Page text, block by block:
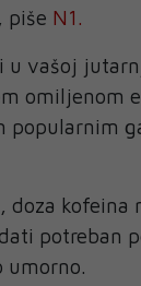
piše N1.
u vašoj
omiljenom
popularnim
doza kofeina
potreban
umorno.